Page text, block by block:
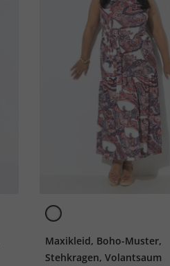
Maxikleid, Boho-Muster,
Stehkragen, Volantsaum